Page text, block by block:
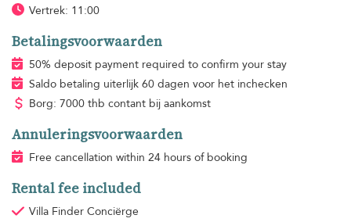
Vertrek: 11:00
Betalingsvoorwaarden
50% deposit payment required to confirm your stay
Saldo betaling uiterlijk 60 dagen voor het inchecken
Borg: 7000 thb contant bij aankomst
Annuleringsvoorwaarden
Free cancellation within 24 hours of booking
Rental fee included
Villa Finder Conciërge